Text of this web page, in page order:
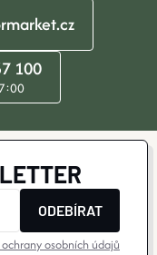
100
ODEBÍRAT
osobních údajů